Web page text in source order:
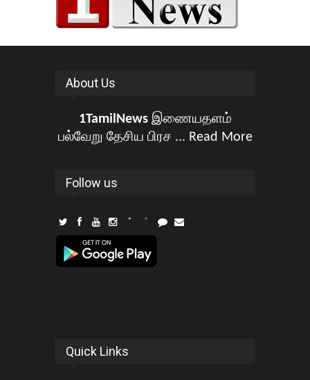
About Us
1TamilNewsஇணையதளம்
பல்வேறு தேசிய பிரச ... Read More
Follow us
Quick Links